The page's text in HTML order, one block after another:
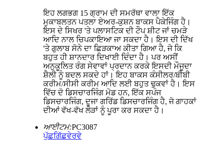
ਇਹ ਲਗਭਗ 15 ਗ੍ਰਾਮ ਦੀ ਸਮਰੱਥਾ ਵਾਲਾ ਇੱਕ
ਮੁਕਾਬਲਤਨ ਪਤਲਾ ਏਅਰ-ਕੁਸ਼ਨ ਬਾਕਸ ਪੈਕੇਜਿੰਗ ਹੈ।
ਇਸ ਦੇ ਸਿਖਰ 'ਤੇ ਪਲਾਸਟਿਕ ਦੀ ਟੌਪ ਸ਼ੀਟ ਜਾਂ ਚਮੜੇ
ਆਦਿ ਨਾਲ ਚਿਪਕਾਇਆ ਜਾ ਸਕਦਾ ਹੈ। ਇਸ ਦੀ ਦਿੱਖ
'ਤੇ ਗੁਲਾਬ ਸੋਨੇ ਦਾ ਛਿੜਕਾਅ ਕੀਤਾ ਗਿਆ ਹੈ, ਜੋ ਕਿ
ਬਹੁਤ ਹੀ ਸ਼ਾਨਦਾਰ ਦਿਖਾਈ ਦਿੰਦਾ ਹੈ। ਪਰ ਅਸੀਂ
ਅਨੁਕੂਲਿਤ ਰੰਗ ਸੇਵਾਵਾਂ ਪ੍ਰਦਾਨ ਕਰਕੇ ਇਸਦੀ ਮੌਜੂਦਾ
ਸ਼ੈਲੀ ਨੂੰ ਬਦਲ ਸਕਦੇ ਹਾਂ। ਇਹ ਬਾਕਸ ਕੰਸੀਲਰ/ਬੀਬੀ
ਕਰੀਮ/ਸੀਸੀ ਕਰੀਮ ਆਦਿ ਲਈ ਬਹੁਤ ਢੁਕਵਾਂ ਹੈ। ਇਸ
ਵਿੱਚ ਦੋ ਡਿਸਚਾਰਜਿੰਗ ਮੋਡ ਹਨ, ਇੱਕ ਸਪੰਜ
ਡਿਸਚਾਰਜਿੰਗ, ਦੂਜਾ ਗਰਿੱਡ ਡਿਸਚਾਰਜਿੰਗ ਹੈ, ਜੋ ਗਾਹਕਾਂ
ਦੀਆਂ ਵੱਖ-ਵੱਖ ਲੋੜਾਂ ਨੂੰ ਪੂਰਾ ਕਰ ਸਕਦਾ ਹੈ।
ਆਈਟਮ:PC3087
ਪੁੱਛਗਿੱਛਵੇਰਵੇ